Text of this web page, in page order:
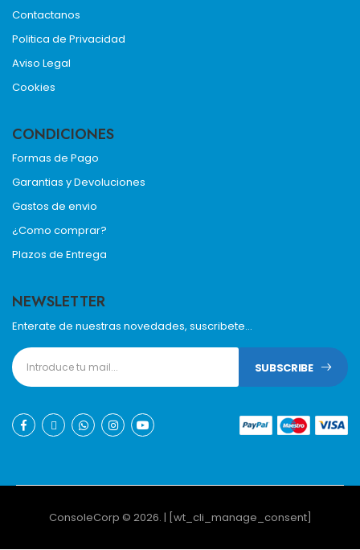
Contactanos
Politica de Privacidad
Aviso Legal
Cookies
CONDICIONES
Formas de Pago
Garantias y Devoluciones
Gastos de envio
¿Como comprar?
Plazos de Entrega
NEWSLETTER
Enterate de nuestras novedades, suscribete...
SUBSCRIBE
ConsoleCorp © 2026. | [wt_cli_manage_consent]